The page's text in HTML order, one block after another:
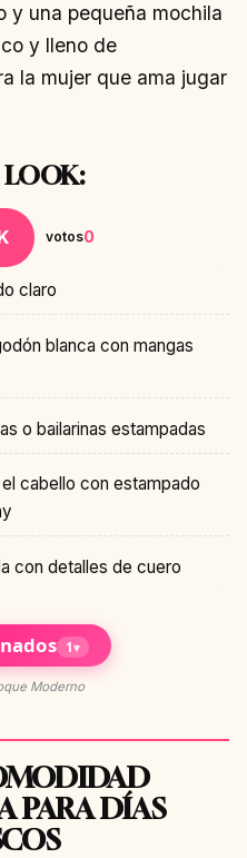
y una pequeña mochila
y lleno de
la mujer que ama jugar
LOOK:
votos0
claro
blanca con mangas
o bailarinas estampadas
cabello con estampado
con detalles de cuero
1▾
Moderno
PARA DÍAS